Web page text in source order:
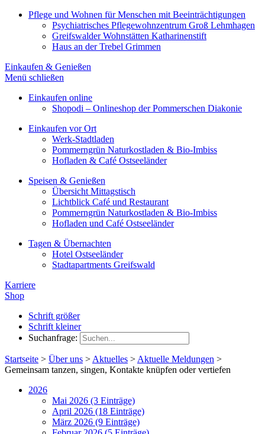
Pflege und Wohnen für Menschen mit Beeinträchtigungen
Psychiatrisches Pflegewohnzentrum Groß Lehmhagen
Greifswalder Wohnstätten Katharinenstift
Haus an der Trebel Grimmen
Einkaufen & Genießen
Menü schließen
Einkaufen online
Shopodi – Onlineshop der Pommerschen Diakonie
Einkaufen vor Ort
Werk-Stadtladen
Pommerngrün Naturkostladen & Bio-Imbiss
Hofladen & Café Ostseeländer
Speisen & Genießen
Übersicht Mittagstisch
Lichtblick Café und Restaurant
Pommerngrün Naturkostladen & Bio-Imbiss
Hofladen und Café Ostseeländer
Tagen & Übernachten
Hotel Ostseeländer
Stadtapartments Greifswald
Karriere
Shop
Schrift größer
Schrift kleiner
Suchanfrage:
Startseite > Über uns > Aktuelles > Aktuelle Meldungen >
Gemeinsam tanzen, singen, Kontakte knüpfen oder vertiefen
2026
Mai 2026 (3 Einträge)
April 2026 (18 Einträge)
März 2026 (9 Einträge)